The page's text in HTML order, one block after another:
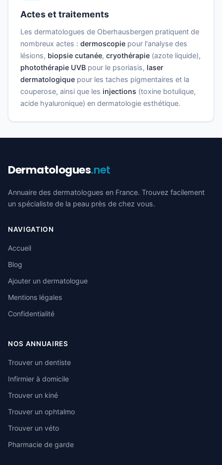
Actes et traitements
Les dermatologues de Oberhausbergen pratiquent de
nombreux actes : dermoscopie pour l'analyse des
lésions, biopsie cutanée, cryothérapie (azote liquide),
photothérapie UVB pour le psoriasis, laser
dermatologique pour les taches pigmentaires et la
couperose, ainsi que les injections (toxine botulique,
acide hyaluronique) en dermatologie esthétique.
Dermatologues.net
Annuaire des dermatologues en France. Trouvez facilement
un spécialiste de la peau près de chez vous.
NAVIGATION
Accueil
Blog
Ajouter un dermatologue
Mentions légales
Confidentialité
NOS ANNUAIRES
Trouver un dentiste
Infirmier à domicile
Trouver un kiné
Trouver un ophtalmo
Trouver un véto
Pharmacie de garde